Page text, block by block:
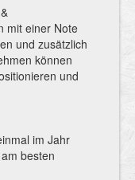
mit einer Note
und zusätzlich
können
und
im Jahr
besten